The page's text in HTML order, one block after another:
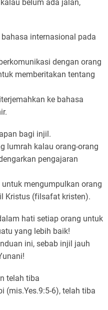
belum ada jalan,
internasional pada
dengan orang
memberitakan tentang
ke bahasa
bagi injil.
lumrah kalau orang-orang
pengajaran
mengumpulkan orang
Kristus (filsafat kristen).
hati setiap orang untuk
yang lebih baik!
ini, sebab injil jauh
telah tiba
(mis.Yes.9:5-6), telah tiba